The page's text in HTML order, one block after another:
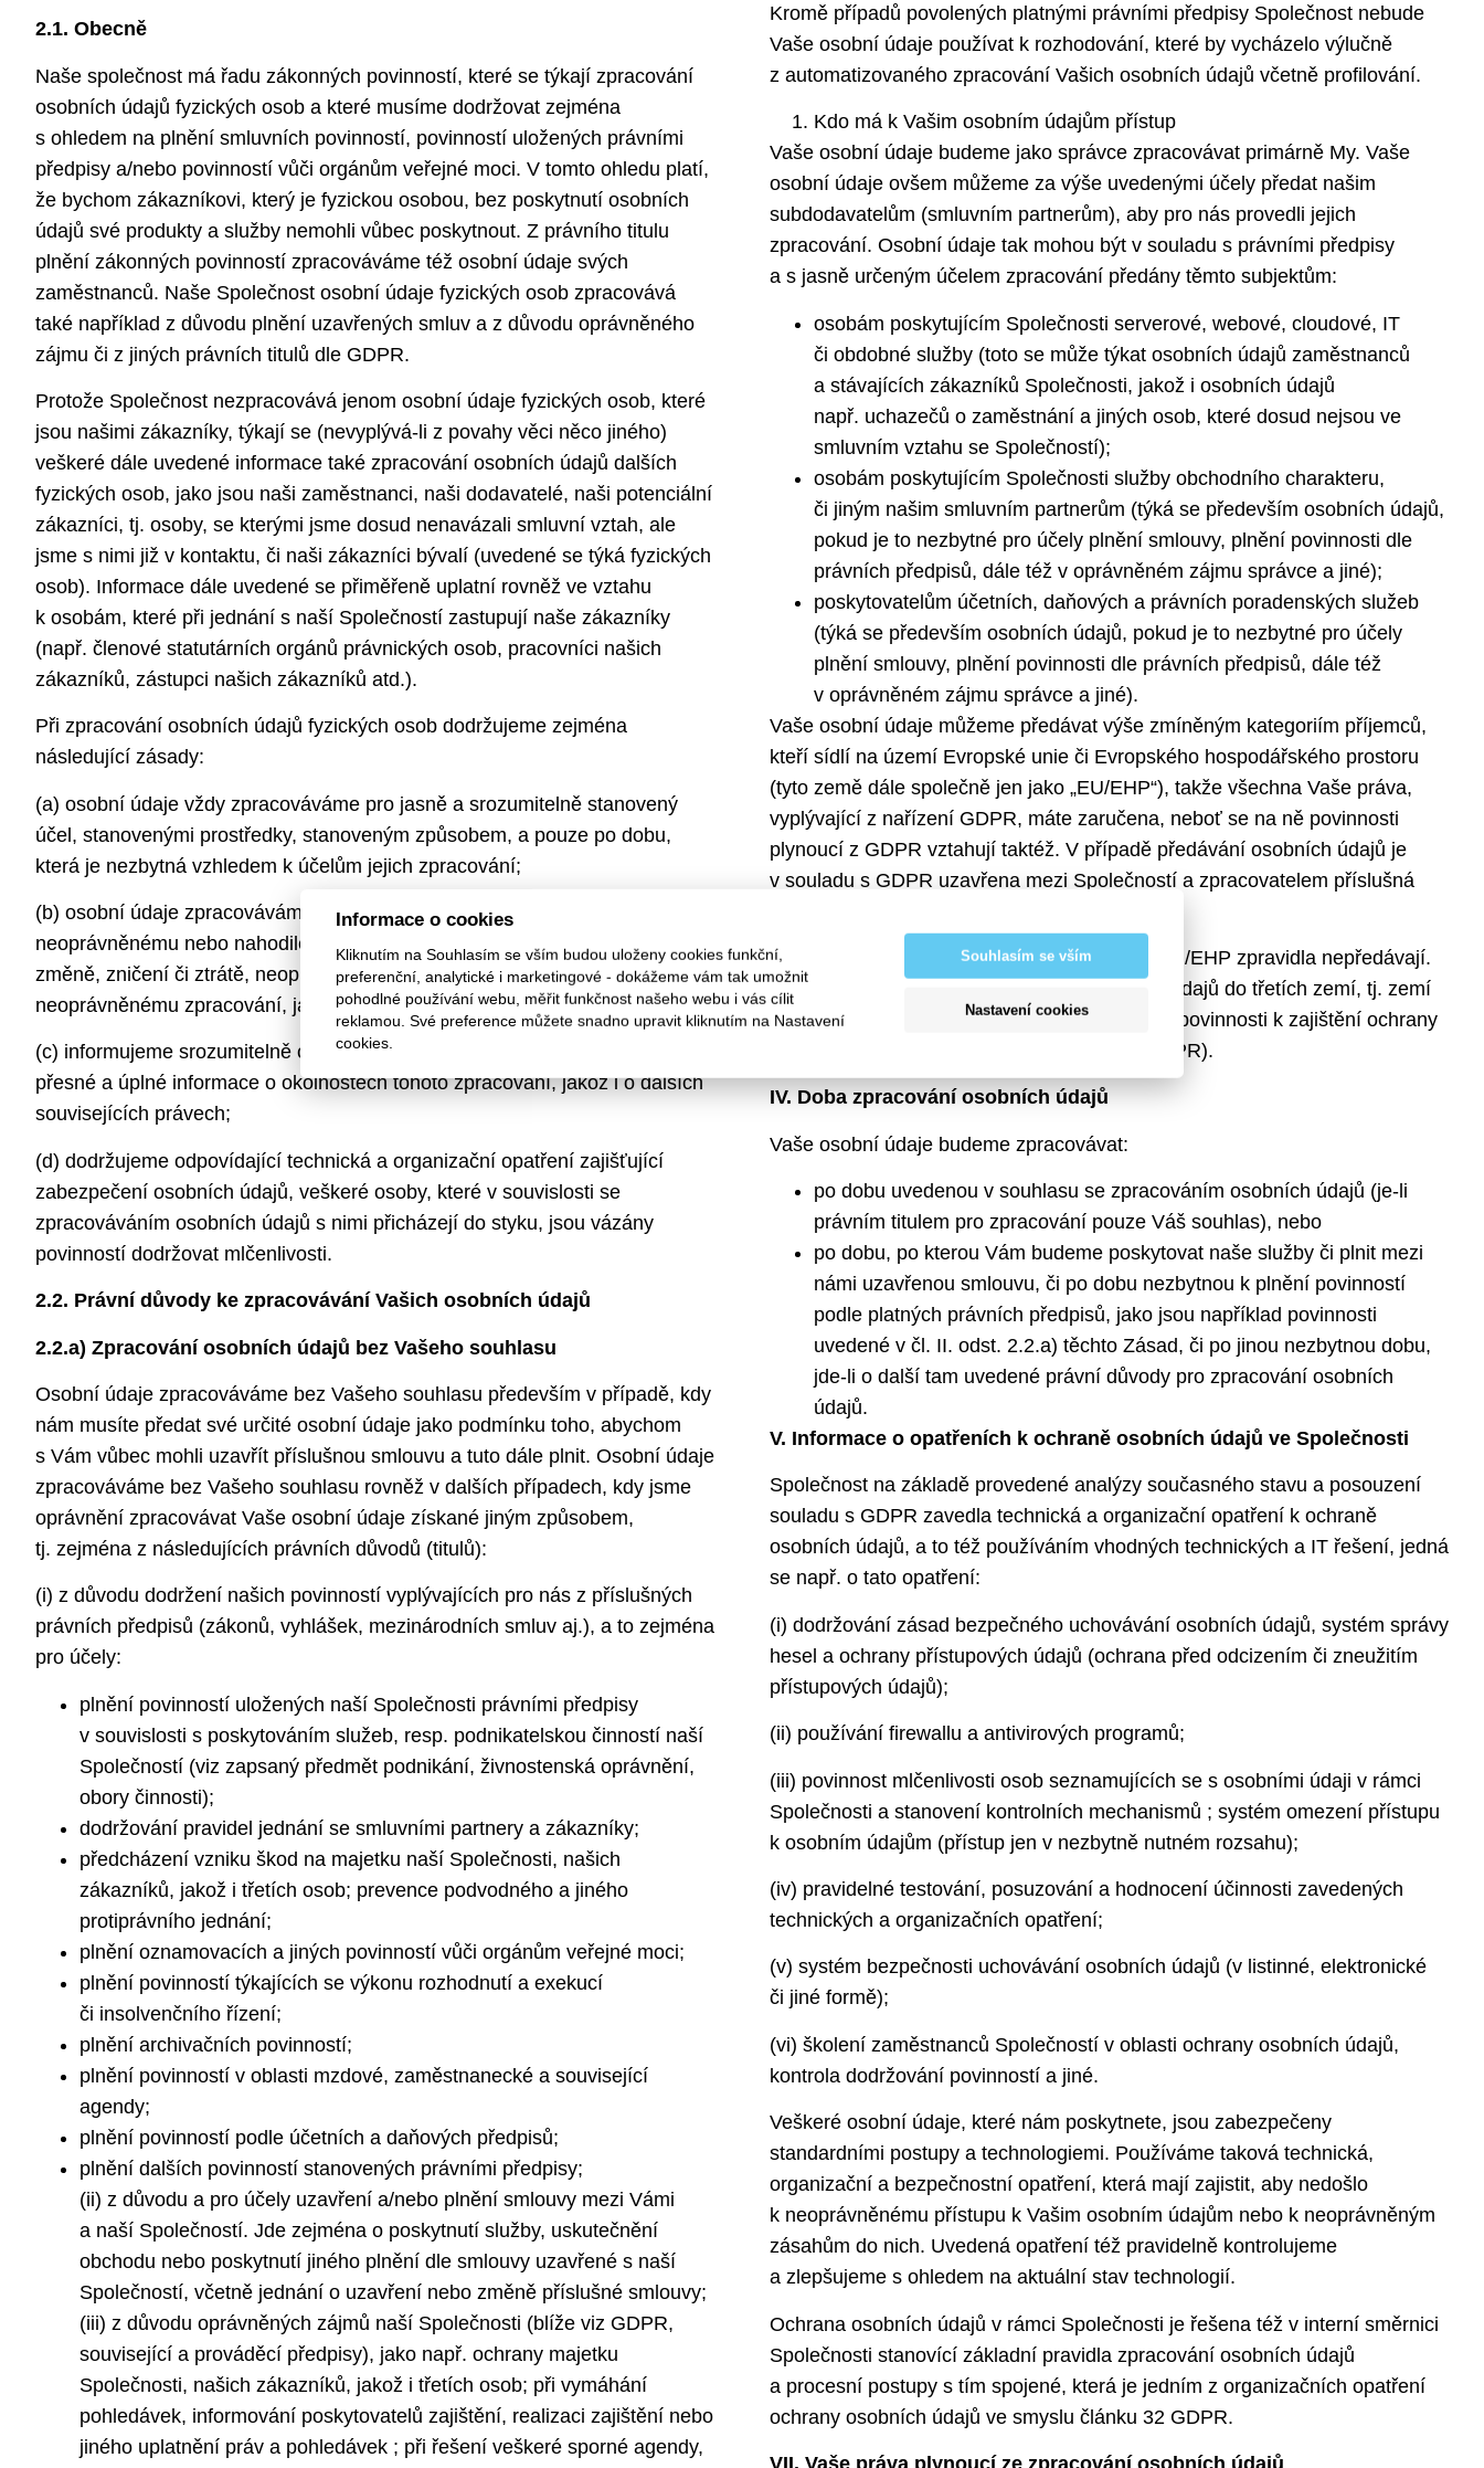
2.1. Obecně
Naše společnost má řadu zákonných povinností, které se týkají zpracování
osobních údajů fyzických osob a které musíme dodržovat zejména
s ohledem na plnění smluvních povinností, povinností uložených právními
předpisy a/nebo povinností vůči orgánům veřejné moci. V tomto ohledu platí,
že bychom zákazníkovi, který je fyzickou osobou, bez poskytnutí osobních
údajů své produkty a služby nemohli vůbec poskytnout. Z právního titulu
plnění zákonných povinností zpracováváme též osobní údaje svých
zaměstnanců. Naše Společnost osobní údaje fyzických osob zpracovává
také například z důvodu plnění uzavřených smluv a z důvodu oprávněného
zájmu či z jiných právních titulů dle GDPR.
Protože Společnost nezpracovává jenom osobní údaje fyzických osob, které
jsou našimi zákazníky, týkají se (nevyplývá-li z povahy věci něco jiného)
veškeré dále uvedené informace také zpracování osobních údajů dalších
fyzických osob, jako jsou naši zaměstnanci, naši dodavatelé, naši potenciální
zákazníci, tj. osoby, se kterými jsme dosud nenavázali smluvní vztah, ale
jsme s nimi již v kontaktu, či naši zákazníci bývalí (uvedené se týká fyzických
osob). Informace dále uvedené se přiměřeně uplatní rovněž ve vztahu
k osobám, které při jednání s naší Společností zastupují naše zákazníky
(např. členové statutárních orgánů právnických osob, pracovníci našich
zákazníků, zástupci našich zákazníků atd.).
Při zpracování osobních údajů fyzických osob dodržujeme zejména
následující zásady:
(a) osobní údaje vždy zpracováváme pro jasně a srozumitelně stanovený
účel, stanovenými prostředky, stanoveným způsobem, a pouze po dobu,
která je nezbytná vzhledem k účelům jejich zpracování;
(b) osobní údaje zpracováváme a chráníme způsobem, který zabraňuje
neoprávněnému nebo nahodilému přístupu k těmto osobním údajům, jejich
změně, zničení či ztrátě, neoprávněným přenosům, k jejich jinému
neoprávněnému zpracování, jakož i k jinému zneužití;
(c) informujeme srozumitelně o zpracování osobních údajů a o nárocích na
přesné a úplné informace o okolnostech tohoto zpracování, jakož i o dalších
souvisejících právech;
(d) dodržujeme odpovídající technická a organizační opatření zajišťující
zabezpečení osobních údajů, veškeré osoby, které v souvislosti se
zpracováváním osobních údajů s nimi přicházejí do styku, jsou vázány
povinností dodržovat mlčenlivosti.
2.2. Právní důvody ke zpracovávání Vašich osobních údajů
2.2.a) Zpracování osobních údajů bez Vašeho souhlasu
Osobní údaje zpracováváme bez Vašeho souhlasu především v případě, kdy
nám musíte předat své určité osobní údaje jako podmínku toho, abychom
s Vám vůbec mohli uzavřít příslušnou smlouvu a tuto dále plnit. Osobní údaje
zpracováváme bez Vašeho souhlasu rovněž v dalších případech, kdy jsme
oprávnění zpracovávat Vaše osobní údaje získané jiným způsobem,
tj. zejména z následujících právních důvodů (titulů):
(i) z důvodu dodržení našich povinností vyplývajících pro nás z příslušných
právních předpisů (zákonů, vyhlášek, mezinárodních smluv aj.), a to zejména
pro účely:
plnění povinností uložených naší Společnosti právními předpisy
v souvislosti s poskytováním služeb, resp. podnikatelskou činností naší
Společností (viz zapsaný předmět podnikání, živnostenská oprávnění,
obory činnosti);
dodržování pravidel jednání se smluvními partnery a zákazníky;
předcházení vzniku škod na majetku naší Společnosti, našich
zákazníků, jakož i třetích osob; prevence podvodného a jiného
protiprávního jednání;
plnění oznamovacích a jiných povinností vůči orgánům veřejné moci;
plnění povinností týkajících se výkonu rozhodnutí a exekucí
či insolvenčního řízení;
plnění archivačních povinností;
plnění povinností v oblasti mzdové, zaměstnanecké a související
agendy;
plnění povinností podle účetních a daňových předpisů;
plnění dalších povinností stanovených právními předpisy;
(ii) z důvodu a pro účely uzavření a/nebo plnění smlouvy mezi Vámi
a naší Společností. Jde zejména o poskytnutí služby, uskutečnění
obchodu nebo poskytnutí jiného plnění dle smlouvy uzavřené s naší
Společností, včetně jednání o uzavření nebo změně příslušné smlouvy;
(iii) z důvodu oprávněných zájmů naší Společnosti (blíže viz GDPR,
související a prováděcí předpisy), jako např. ochrany majetku
Společnosti, našich zákazníků, jakož i třetích osob; při vymáhání
pohledávek, informování poskytovatelů zajištění, realizaci zajištění nebo
jiného uplatnění práv a pohledávek ; při řešení veškeré sporné agendy,
Kromě případů povolených platnými právními předpisy Společnost nebude
Vaše osobní údaje používat k rozhodování, které by vycházelo výlučně
z automatizovaného zpracování Vašich osobních údajů včetně profilování.
Kdo má k Vašim osobním údajům přístup
Vaše osobní údaje budeme jako správce zpracovávat primárně My. Vaše
osobní údaje ovšem můžeme za výše uvedenými účely předat našim
subdodavatelům (smluvním partnerům), aby pro nás provedli jejich
zpracování. Osobní údaje tak mohou být v souladu s právními předpisy
a s jasně určeným účelem zpracování předány těmto subjektům:
osobám poskytujícím Společnosti serverové, webové, cloudové, IT
či obdobné služby (toto se může týkat osobních údajů zaměstnanců
a stávajících zákazníků Společnosti, jakož i osobních údajů
např. uchazečů o zaměstnání a jiných osob, které dosud nejsou ve
smluvním vztahu se Společností);
osobám poskytujícím Společnosti služby obchodního charakteru,
či jiným našim smluvním partnerům (týká se především osobních údajů,
pokud je to nezbytné pro účely plnění smlouvy, plnění povinnosti dle
právních předpisů, dále též v oprávněném zájmu správce a jiné);
poskytovatelům účetních, daňových a právních poradenských služeb
(týká se především osobních údajů, pokud je to nezbytné pro účely
plnění smlouvy, plnění povinnosti dle právních předpisů, dále též
v oprávněném zájmu správce a jiné).
Vaše osobní údaje můžeme předávat výše zmíněným kategoriím příjemců,
kteří sídlí na území Evropské unie či Evropského hospodářského prostoru
(tyto země dále společně jen jako „EU/EHP“), takže všechna Vaše práva,
vyplývající z nařízení GDPR, máte zaručena, neboť se na ně povinnosti
plynoucí z GDPR vztahují taktéž. V případě předávání osobních údajů je
v souladu s GDPR uzavřena mezi Společností a zpracovatelem příslušná
Osobní údaje se příjemcům v zemích mimo EU/EHP zpravidla nepředávají.
Pokud by však mělo dojít k předání osobních údajů do třetích zemí, tj. zemí
mimo EU/EHP, Společnost dodržuje příslušné povinnosti k zajištění ochrany
Vašich údajů (včetně záruk vyžadovaných GDPR).
IV. Doba zpracování osobních údajů
Vaše osobní údaje budeme zpracovávat:
po dobu uvedenou v souhlasu se zpracováním osobních údajů (je-li
právním titulem pro zpracování pouze Váš souhlas), nebo
po dobu, po kterou Vám budeme poskytovat naše služby či plnit mezi
námi uzavřenou smlouvu, či po dobu nezbytnou k plnění povinností
podle platných právních předpisů, jako jsou například povinnosti
uvedené v čl. II. odst. 2.2.a) těchto Zásad, či po jinou nezbytnou dobu,
jde-li o další tam uvedené právní důvody pro zpracování osobních
údajů.
V. Informace o opatřeních k ochraně osobních údajů ve Společnosti
Společnost na základě provedené analýzy současného stavu a posouzení
souladu s GDPR zavedla technická a organizační opatření k ochraně
osobních údajů, a to též používáním vhodných technických a IT řešení, jedná
se např. o tato opatření:
(i) dodržování zásad bezpečného uchovávání osobních údajů, systém správy
hesel a ochrany přístupových údajů (ochrana před odcizením či zneužitím
přístupových údajů);
(ii) používání firewallu a antivirových programů;
(iii) povinnost mlčenlivosti osob seznamujících se s osobními údaji v rámci
Společnosti a stanovení kontrolních mechanismů ; systém omezení přístupu
k osobním údajům (přístup jen v nezbytně nutném rozsahu);
(iv) pravidelné testování, posuzování a hodnocení účinnosti zavedených
technických a organizačních opatření;
(v) systém bezpečnosti uchovávání osobních údajů (v listinné, elektronické
či jiné formě);
(vi) školení zaměstnanců Společností v oblasti ochrany osobních údajů,
kontrola dodržování povinností a jiné.
Veškeré osobní údaje, které nám poskytnete, jsou zabezpečeny
standardními postupy a technologiemi. Používáme taková technická,
organizační a bezpečnostní opatření, která mají zajistit, aby nedošlo
k neoprávněnému přístupu k Vašim osobním údajům nebo k neoprávněným
zásahům do nich. Uvedená opatření též pravidelně kontrolujeme
a zlepšujeme s ohledem na aktuální stav technologií.
Ochrana osobních údajů v rámci Společnosti je řešena též v interní směrnici
Společnosti stanovící základní pravidla zpracování osobních údajů
a procesní postupy s tím spojené, která je jedním z organizačních opatření
ochrany osobních údajů ve smyslu článku 32 GDPR.
VII. Vaše práva plynoucí ze zpracování osobních údajů
Informace o cookies
Kliknutím na Souhlasím se vším budou uloženy cookies funkční,
preferenční, analytické i marketingové - dokážeme vám tak umožnit
pohodlné používání webu, měřit funkčnost našeho webu i vás cílit
reklamou. Své preference můžete snadno upravit kliknutím na Nastavení
cookies.
Souhlasím se vším
Nastavení cookies